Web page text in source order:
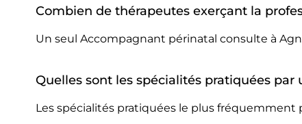
Combien de thérapeutes exerçant la
Un seul Accompagnant périnatal consulte à
Quelles sont les spécialités pratiquées
Les spécialités pratiquées le plus